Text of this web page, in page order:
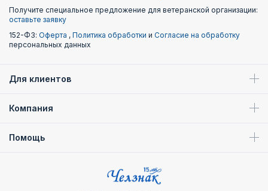
Получите специальное предложение для ветеранской организации:
оставьте заявку
152-ФЗ: Оферта , Политика обработки и Согласие на обработку
персональных данных
Для клиентов
Компания
Помощь